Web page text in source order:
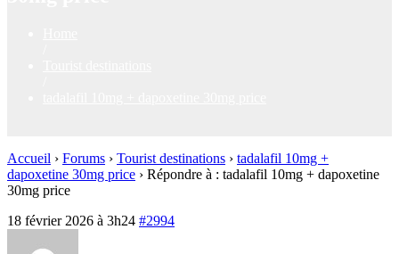
Accueil › Forums › Tourist destinations › tadalafil 10mg +
dapoxetine 30mg price › Répondre à : tadalafil 10mg + dapoxetine
30mg price
18 février 2026 à 3h24 #2994